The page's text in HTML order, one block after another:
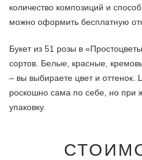
количество композиций и
можно оформить бесплатную
Букет из 51 розы в
сортов. Белые, красные,
– вы выбираете цвет и оттенок.
роскошно сама по себе, но при
упаковку.